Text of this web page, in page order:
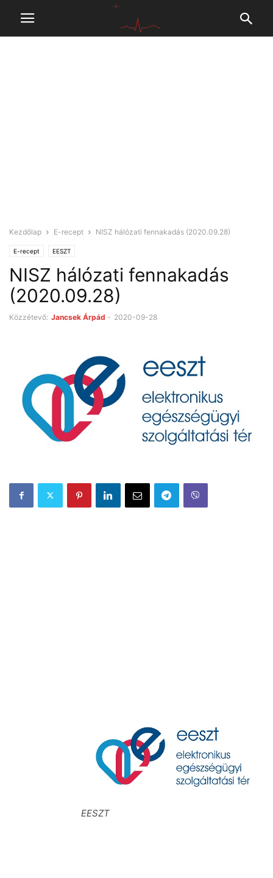
Kezdőlap E-recept NISZ hálózati fennakadás (2020.09.28)
E-recept EESZT
NISZ hálózati fennakadás
(2020.09.28)
Közzétevő: Jancsek Árpád - 2020-09-28
EESZT